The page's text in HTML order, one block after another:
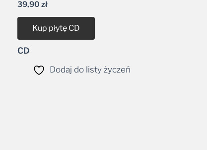
39,90 zł
Kup płytę CD
CD
Dodaj do listy życzeń